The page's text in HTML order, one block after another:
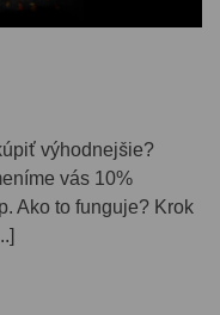
výhodnejšie?
vás 10%
Ako to funguje? Krok